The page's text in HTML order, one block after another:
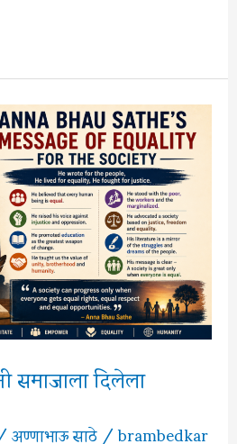
समाजाला दिलेला
अण्णाभाऊ साठे/brambedkar